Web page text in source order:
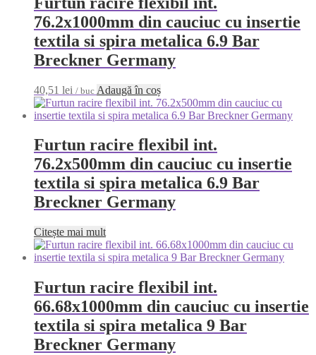
76.2x1000mm din cauciuc cu insertie
textila si spira metalica 6.9 Bar
Breckner Germany
40,51 lei / buc Adaugă în coș
Furtun racire flexibil int.
76.2x500mm din cauciuc cu insertie
textila si spira metalica 6.9 Bar
Breckner Germany
Citește mai mult
Furtun racire flexibil int.
66.68x1000mm din cauciuc cu insertie
textila si spira metalica 9 Bar
Breckner Germany